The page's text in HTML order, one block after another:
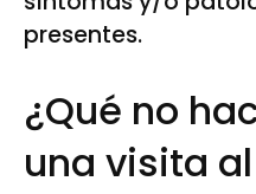
presentes.
¿Qué no
una visita